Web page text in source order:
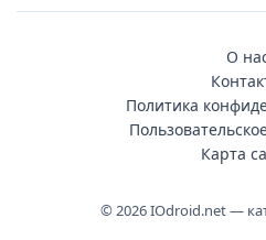
О
Политика
Карта
© 2026 IOdroid.net —